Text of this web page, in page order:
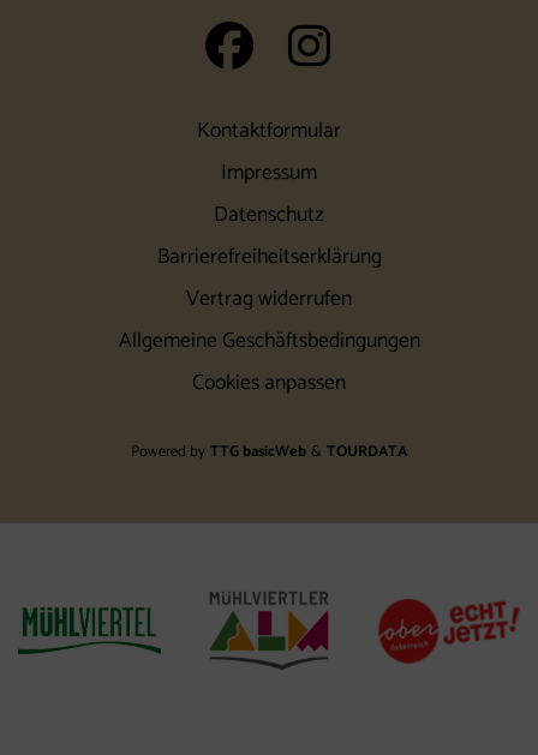
auf
Kontaktformular
Impressum
Datenschutz
Barrierefreiheitserklärung
Vertrag widerrufen
Allgemeine Geschäftsbedingungen
Cookies anpassen
Powered byTTG basicWeb & TOURDATA